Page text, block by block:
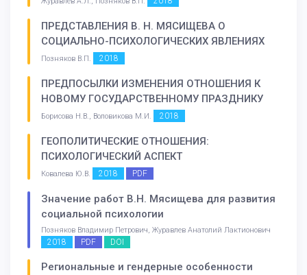
ПРЕДСТАВЛЕНИЯ В. Н. МЯСИЩЕВА О
СОЦИАЛЬНО-ПСИХОЛОГИЧЕСКИХ ЯВЛЕНИЯХ
Позняков В.П. 2018
ПРЕДПОСЫЛКИ ИЗМЕНЕНИЯ ОТНОШЕНИЯ К
НОВОМУ ГОСУДАРСТВЕННОМУ ПРАЗДНИКУ
Борисова Н.В., Воловикова М.И. 2018
ГЕОПОЛИТИЧЕСКИЕ ОТНОШЕНИЯ:
ПСИХОЛОГИЧЕСКИЙ АСПЕКТ
Ковалева Ю.В. 2018 PDF
Значение работ В.Н. Мясищева для развития
социальной психологии
Позняков Владимир Петрович, Журавлев Анатолий Лактионович
2018 PDF DOI
Региональные и гендерные особенности